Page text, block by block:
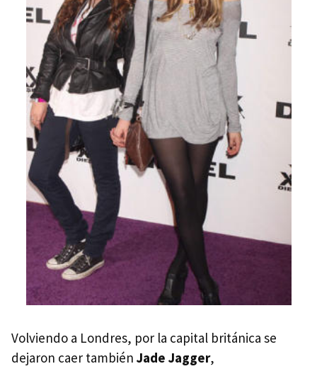
Volviendo a Londres, por la capital británica se
dejaron caer también Jade Jagger,